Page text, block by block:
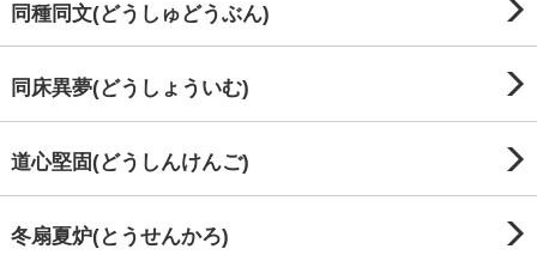
同種同文(どうしゅどうぶん)
同床異夢(どうしょういむ)
道心堅固(どうしんけんご)
冬扇夏炉(とうせんかろ)